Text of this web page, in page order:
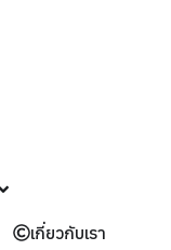
เกี่ยวกับเรา